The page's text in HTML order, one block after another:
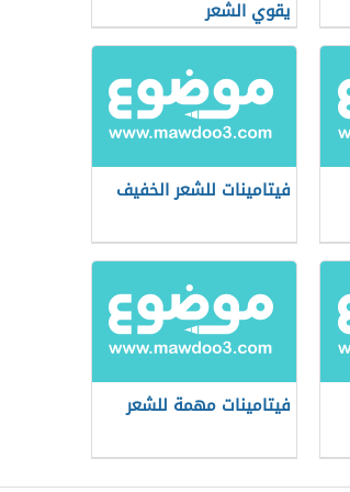
يقوي الشعر
فيتامينات للشعر الخفيف
فيتامينات مهمة للشعر